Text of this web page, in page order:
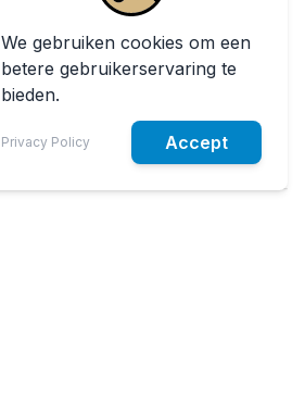
We gebruiken cookies om een
betere gebruikerservaring te
bieden.
Privacy Policy Accept
€ 219 € 224 € 239
€ 209
€ 204